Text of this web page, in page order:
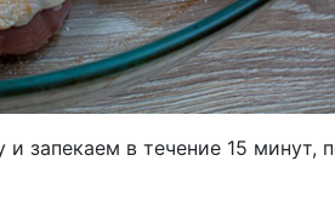
запекаем в течение 15 минут,